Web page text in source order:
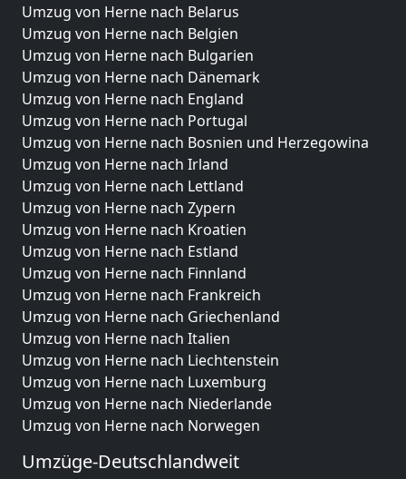
Umzug von Herne nach Belarus
Umzug von Herne nach Belgien
Umzug von Herne nach Bulgarien
Umzug von Herne nach Dänemark
Umzug von Herne nach England
Umzug von Herne nach Portugal
Umzug von Herne nach Bosnien und Herzegowina
Umzug von Herne nach Irland
Umzug von Herne nach Lettland
Umzug von Herne nach Zypern
Umzug von Herne nach Kroatien
Umzug von Herne nach Estland
Umzug von Herne nach Finnland
Umzug von Herne nach Frankreich
Umzug von Herne nach Griechenland
Umzug von Herne nach Italien
Umzug von Herne nach Liechtenstein
Umzug von Herne nach Luxemburg
Umzug von Herne nach Niederlande
Umzug von Herne nach Norwegen
Umzüge-Deutschlandweit